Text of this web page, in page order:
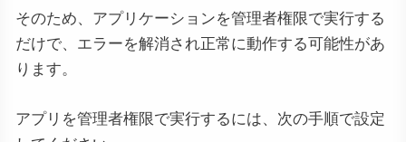
そのため、アプリケーションを管理者権限で実行する
だけで、エラーを解消され正常に動作する可能性があ
ります。
アプリを管理者権限で実行するには、次の手順で設定